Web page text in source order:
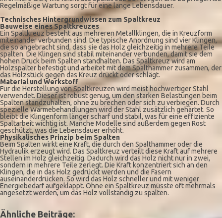
Regelmäßige Wartung sorgt für eine lange Lebensdauer.
Technisches Hintergrundwissen zum Spaltkreuz
Bauweise eines Spaltkreuzes
Ein Spaltkreuz besteht aus mehreren Metallklingen, die in Kreuzform
miteinander verbunden sind. Die typische Anordnung sind vier Klingen,
die so angebracht sind, dass sie das Holz gleichzeitig in mehrere Teile
spalten. Die Klingen sind stabil miteinander verbunden, damit sie dem
hohen Druck beim Spalten standhalten. Das Spaltkreuz wird am
Holzspalter befestigt und arbeitet mit dem Spalthammer zusammen, der
das Holzstück gegen das Kreuz drückt oder schlägt.
Material und Werkstoff
Für die Herstellung von Spaltkreuzen wird meist hochwertiger Stahl
verwendet. Dieser ist robust genug, um den starken Belastungen beim
Spalten standzuhalten, ohne zu brechen oder sich zu verbiegen. Durch
spezielle Wärmebehandlungen wird der Stahl zusätzlich gehärtet. So
bleibt die Klingenform länger scharf und stabil, was für eine effiziente
Spaltarbeit wichtig ist. Manche Modelle sind außerdem gegen Rost
geschützt, was die Lebensdauer erhöht.
Physikalisches Prinzip beim Spalten
Beim Spalten wirkt eine Kraft, die durch den Spalthammer oder die
Hydraulik erzeugt wird. Das Spaltkreuz verteilt diese Kraft auf mehrere
Stellen im Holz gleichzeitig. Dadurch wird das Holz nicht nur in zwei,
sondern in mehrere Teile zerlegt. Die Kraft konzentriert sich an den
Klingen, die in das Holz gedrückt werden und die Fasern
auseinanderdrücken. So wird das Holz schneller und mit weniger
Energiebedarf aufgeklappt. Ohne ein Spaltkreuz müsste oft mehrmals
angesetzt werden, um das Holz vollständig zu spalten.
Ähnliche Beiträge: